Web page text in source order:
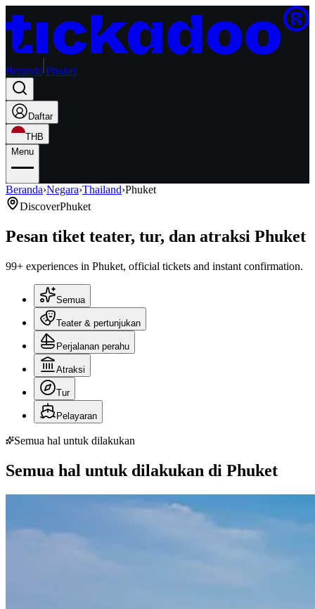
Beranda Phuket
Daftar
THB
Menu
Beranda›Negara›Thailand›Phuket
DiscoverPhuket
Pesan tiket teater, tur, dan atraksi Phuket
99+ experiences in Phuket, official tickets and instant confirmation.
Semua
Teater & pertunjukan
Perjalanan perahu
Atraksi
Tur
Pelayaran
Semua hal untuk dilakukan
Semua hal untuk dilakukan di Phuket